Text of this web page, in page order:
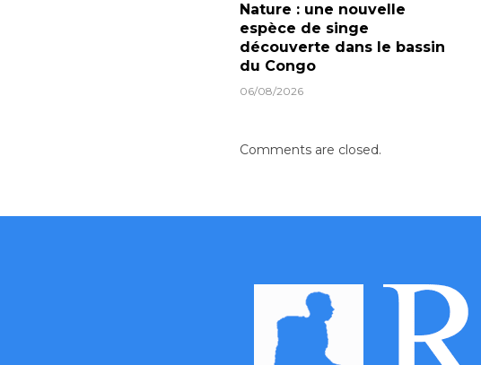
Nature : une nouvelle
espèce de singe
découverte dans le bassin
du Congo
06/08/2026
Comments are closed.